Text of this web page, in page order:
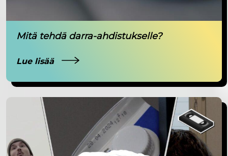
Mitä tehdä darra-ahdistukselle?
Lue lisää